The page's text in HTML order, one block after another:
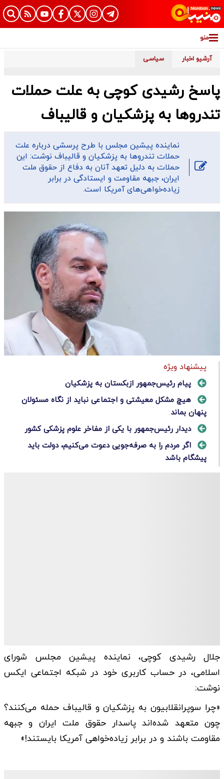
منو
آرشیو اخبار سیاسی
پاسخ رشیدی کوچی به علت حملات
تندروها به پزشکیان و قالیباف
نماینده پیشین مجلس با طرح پرسشی درباره علت
حملات تندروها به پزشکیان و قالیباف نوشت: این
حملات به دلیل تعهد آنان به دفاع از حقوق ملت
ایران، جبهه مقاومت و ایستادگی در برابر
زیاده‌خواهی‌های آمریکا است.
پیشنهاد ویژه
پیام رئیس‌جمهور ازبکستان به پزشکیان
هیچ مشکل معیشتی و اجتماعی نباید از نگاه مسئولان
پنهان بماند
دیدار رئیس‌جمهور با یکی از مفاخر علوم پزشکی کشور
اگر مردم را به صرفه‌جویی دعوت می‌کنیم، دولت باید
پیشگام باشد
جلال رشیدی کوچی، نماینده پیشین مجلس شورای
اسلامی، در حساب کاربری خود در شبکه اجتماعی ایکس
نوشت:
«چرا سوپرانقلابیون به پزشکیان و قالیباف حمله می‌کنند؟
چون متعهد شده‌اند پاسدار حقوق ملت ایران و جبهه
مقاومت باشند و در برابر زیاده‌خواهی آمریکا بایستند!»